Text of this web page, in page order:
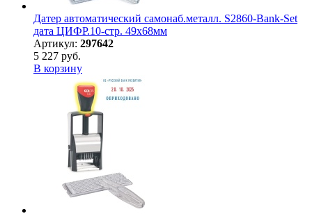
Датер автоматический самонаб.металл. S2860-Bank-Set
дата ЦИФР.10-стр. 49х68мм
Артикул: 297642
5 227 руб.
В корзину